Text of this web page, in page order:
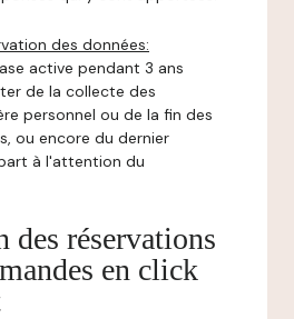
des données:
active pendant 3 ans
de la collecte des
personnel ou de la fin des
ou encore du dernier
à l'attention du
des réservations
en click